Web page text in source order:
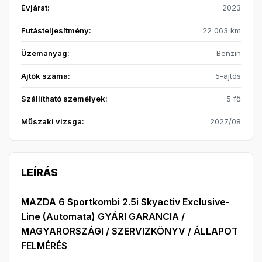
Évjárat: 2023
Futásteljesítmény: 22 063 km
Üzemanyag: Benzin
Ajtók száma: 5-ajtós
Szállítható személyek: 5 fő
Műszaki vizsga: 2027/08
LEÍRÁS
MAZDA 6 Sportkombi 2.5i Skyactiv Exclusive-
Line (Automata) GYÁRI GARANCIA /
MAGYARORSZÁGI / SZERVIZKÖNYV / ÁLLAPOT
FELMÉRÉS